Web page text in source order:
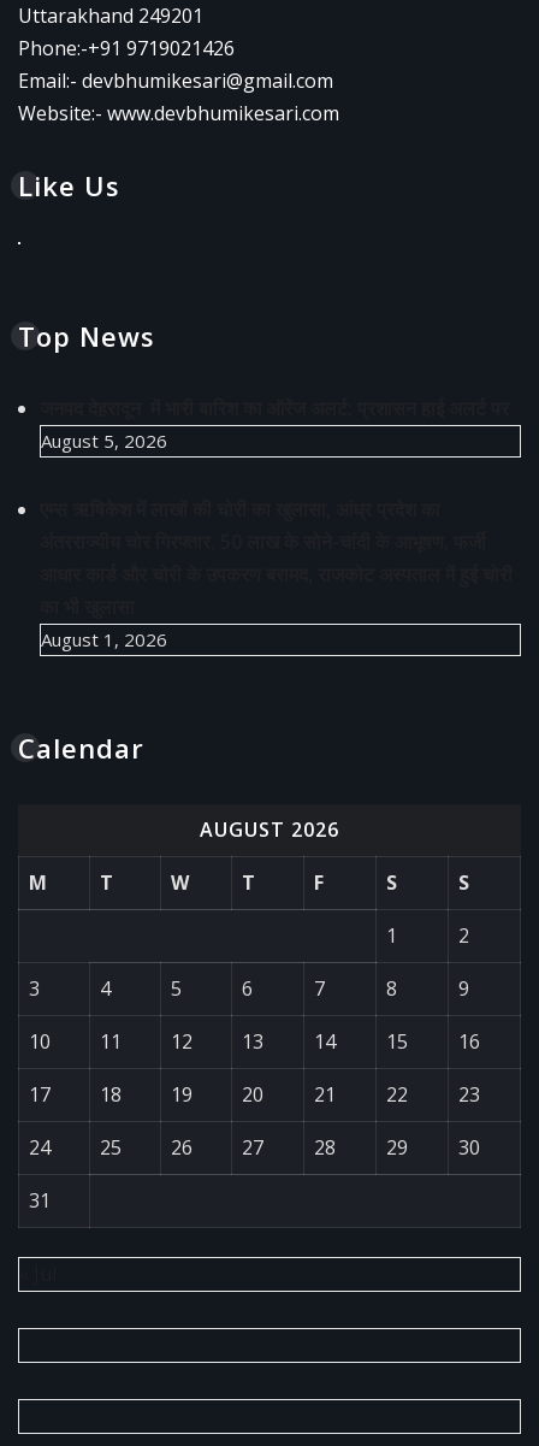
Uttarakhand 249201
Phone:-+91 9719021426
Email:- devbhumikesari@gmail.com
Website:- www.devbhumikesari.com
Like Us
Top News
August 5, 2026
August 1, 2026
Calendar
AUGUST 2026
M
T W T F S
S
1
2
3
4 5 6 7 8
9
10
11 12 13 14 15
16
17
18 19 20 21 22
23
24
25 26 27 28 29
30
31